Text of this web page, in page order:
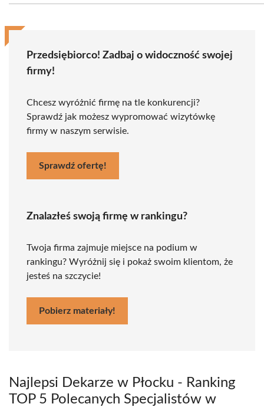
Przedsiębiorco! Zadbaj o widoczność swojej
firmy!
Chcesz wyróżnić firmę na tle konkurencji?
Sprawdź jak możesz wypromować wizytówkę
firmy w naszym serwisie.
Sprawdź ofertę!
Znalazłeś swoją firmę w rankingu?
Twoja firma zajmuje miejsce na podium w
rankingu? Wyróżnij się i pokaż swoim klientom, że
jesteś na szczycie!
Pobierz materiały!
Najlepsi Dekarze w Płocku - Ranking
TOP 5 Polecanych Specjalistów w